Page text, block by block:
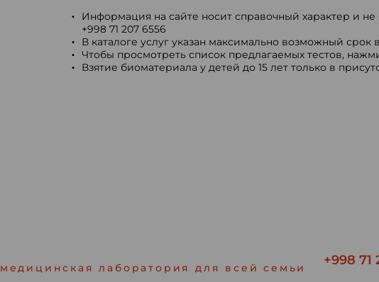
Информация на сайте носит справочный характер и не
+998 71 207 6556
В каталоге услуг указан максимально возможный срок
Чтобы просмотреть список предлагаемых тестов,
Взятие биоматериала у детей до 15 лет только в
медицинская лаборатория для всей семьи +998 71